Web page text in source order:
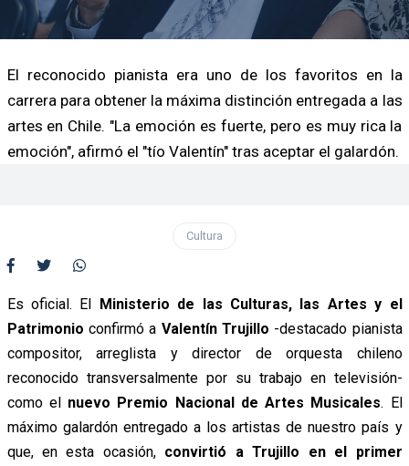
El reconocido pianista era uno de los favoritos en la
carrera para obtener la máxima distinción entregada a las
artes en Chile. "La emoción es fuerte, pero es muy rica la
emoción", afirmó el "tío Valentín" tras aceptar el galardón.
Cultura
Es oficial. El Ministerio de las Culturas, las Artes y el
Patrimonio confirmó a Valentín Trujillo -destacado pianista
compositor, arreglista y director de orquesta chileno
reconocido transversalmente por su trabajo en televisión-
como el nuevo Premio Nacional de Artes Musicales. El
máximo galardón entregado a los artistas de nuestro país y
que, en esta ocasión, convirtió a Trujillo en el primer